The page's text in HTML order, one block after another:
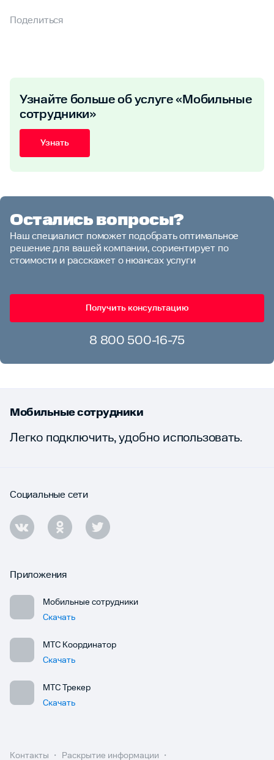
Поделиться
Узнайте больше об услуге «Мобильные
сотрудники»
Узнать
Остались вопросы?
Наш специалист поможет подобрать оптимальное
решение для вашей компании, сориентирует по
стоимости и расскажет о нюансах услуги
Получить консультацию
8 800 500-16-75
Мобильные сотрудники
Легко подключить, удобно использовать.
Социальные сети
Приложения
Мобильные сотрудники
Скачать
МТС Координатор
Скачать
МТС Трекер
Скачать
Контакты
Раскрытие информации